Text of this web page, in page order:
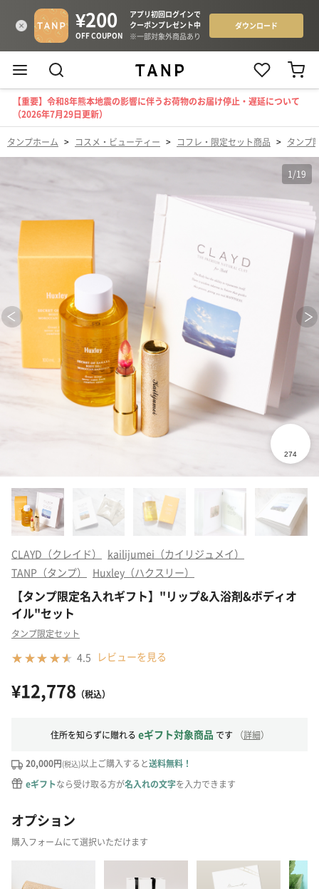
【重要】令和8年熊本地震の影響に伴うお荷物のお届け停止・遅延について
（2026年7月29日更新）
タンプホーム > コスメ・ビューティー > コフレ・限定セット商品 > タンプ
1 /19
CLAYD（クレイド）
kailijumei（カイリジュメイ）
TANP（タンプ）
Huxley（ハクスリー）
【タンプ限定名入れギフト】"リップ&入浴剤&ボディオ
イル"セット
タンプ限定セット
4.5 レビューを見る
¥12,778 （税込）
住所を知らずに贈れる eギフト対象商品 です （詳細）
20,000円(税込)以上ご購入すると送料無料！
eギフトなら受け取る方が名入れの文字を入力できます
オプション
購入フォームにて選択いただけます